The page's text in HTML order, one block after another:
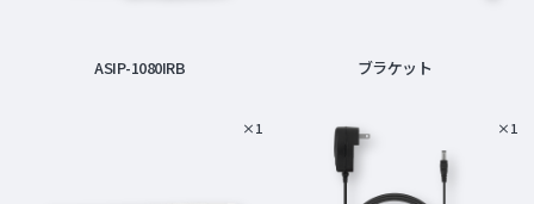
ASIP-1080IRB ブラケット
×1 ×1